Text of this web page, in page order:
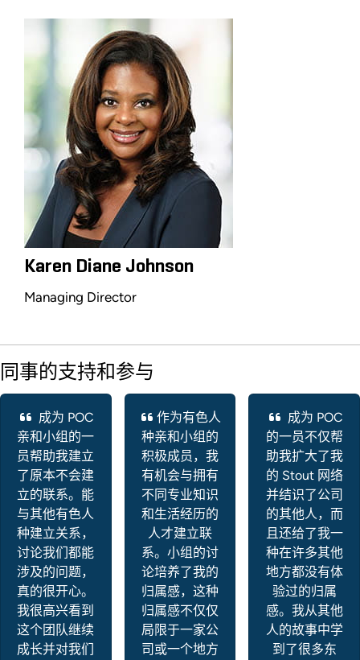
Karen Diane Johnson
Managing Director
同事的支持和参与
成为 POC
亲和小组的一
员帮助我建立
了原本不会建
立的联系。能
与其他有色人
种建立关系，
讨论我们都能
涉及的问题，
真的很开心。
我很高兴看到
这个团队继续
成长并对我们
作为有色人
种亲和小组的
积极成员，我
有机会与拥有
不同专业知识
和生活经历的
人才建立联
系。小组的讨
论培养了我的
归属感，这种
归属感不仅仅
局限于一家公
司或一个地方
成为 POC
的一员不仅帮
助我扩大了我
的 Stout 网络
并结识了公司
的其他人，而
且还给了我一
种在许多其他
地方都没有体
验过的归属
感。我从其他
人的故事中学
到了很多东